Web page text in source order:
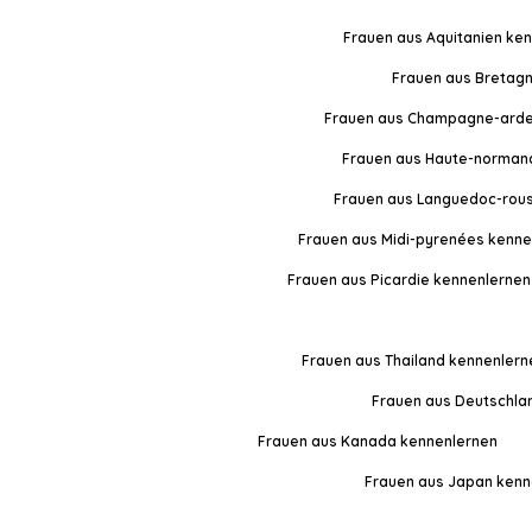
Frauen aus Aquitanien
Frauen aus
Frauen aus Champagne-
Frauen aus Haute-
Frauen aus Languedoc-
Frauen aus Midi-pyrenées
Frauen aus Picardie kennenlernen
Frauen aus Thailand
Frauen aus
Frauen aus Kanada kennenlernen
Frauen aus Japan